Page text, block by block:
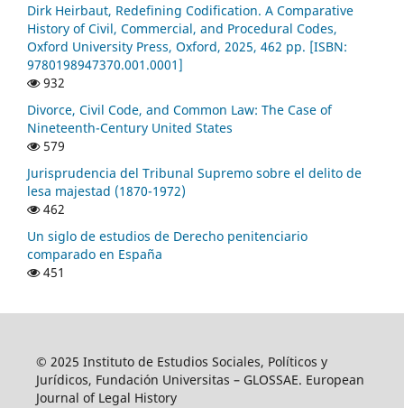
Dirk Heirbaut, Redefining Codification. A Comparative
History of Civil, Commercial, and Procedural Codes,
Oxford University Press, Oxford, 2025, 462 pp. [ISBN:
9780198947370.001.0001]
932
Divorce, Civil Code, and Common Law: The Case of
Nineteenth-Century United States
579
Jurisprudencia del Tribunal Supremo sobre el delito de
lesa majestad (1870-1972)
462
Un siglo de estudios de Derecho penitenciario
comparado en España
451
© 2025 Instituto de Estudios Sociales, Políticos y
Jurídicos, Fundación Universitas – GLOSSAE. European
Journal of Legal History